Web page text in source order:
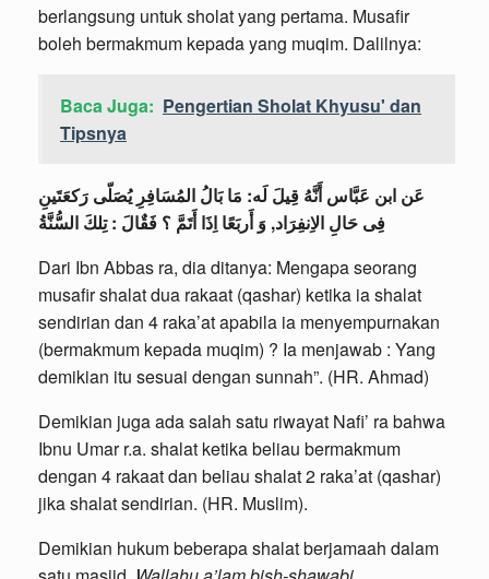
berlangsung untuk sholat yang pertama. Musafir
boleh bermakmum kepada yang muqim. Dalilnya:
Baca Juga: Pengertian Sholat Khyusu' dan
Tipsnya
عَن ابن عَبَّاس أَنَّهُ قِيلَ لَه: مَا بَالُ المُسَافِرِ يُصَلّى رَكعَتَينِ
فِى حَالِ الاِنفِرَاد, وَ أَربَعًا اِذَا أَتَمَّ ؟ فَقٌالَ : تِلكَ السُّنَّةُ
Dari Ibn Abbas ra, dia ditanya: Mengapa seorang
musafir shalat dua rakaat (qashar) ketika ia shalat
sendirian dan 4 raka’at apabila ia menyempurnakan
(bermakmum kepada muqim) ? Ia menjawab : Yang
demikian itu sesuai dengan sunnah”. (HR. Ahmad)
Demikian juga ada salah satu riwayat Nafi’ ra bahwa
Ibnu Umar r.a. shalat ketika beliau bermakmum
dengan 4 rakaat dan beliau shalat 2 raka’at (qashar)
jika shalat sendirian. (HR. Muslim).
Demikian hukum beberapa shalat berjamaah dalam